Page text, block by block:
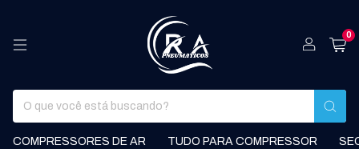
0
COMPRESSORES DE AR TUDO PARA COMPRESSOR